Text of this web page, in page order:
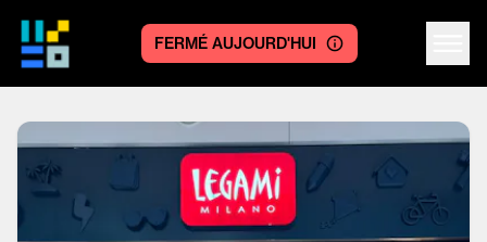
Centre logo
FERMÉ AUJOURD'HUI